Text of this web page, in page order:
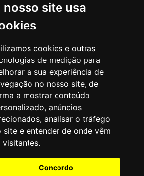
nosso site usa
cookies e outras
de medição para
a sua experiência de
no nosso site, de
a mostrar conteúdo
anúncios
analisar o tráfego
site e entender de onde vêm
visitantes.
Concordo
Cacilhas, Oeiras
para rede fixa nacional)
para rede móvel nacional)